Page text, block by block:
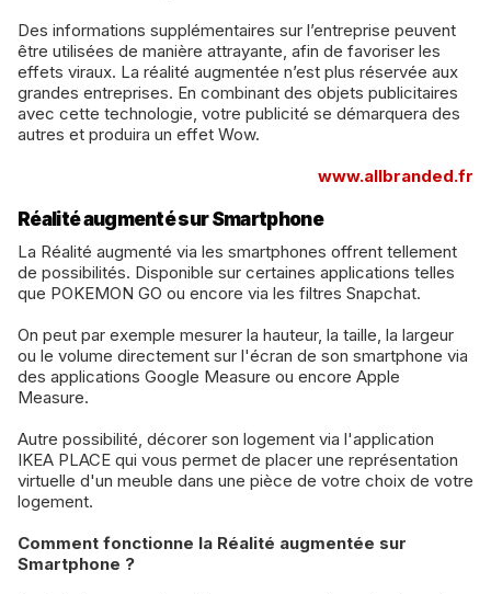
Des informations supplémentaires sur l’entreprise peuvent
être utilisées de manière attrayante, afin de favoriser les
effets viraux. La réalité augmentée n’est plus réservée aux
grandes entreprises. En combinant des objets publicitaires
avec cette technologie, votre publicité se démarquera des
autres et produira un effet Wow.
www.allbranded.fr
Réalité augmenté sur Smartphone
La Réalité augmenté via les smartphones offrent tellement
de possibilités. Disponible sur certaines applications telles
que POKEMON GO ou encore via les filtres Snapchat.
On peut par exemple mesurer la hauteur, la taille, la largeur
ou le volume directement sur l'écran de son smartphone via
des applications Google Measure ou encore Apple
Measure.
Autre possibilité, décorer son logement via l'application
IKEA PLACE qui vous permet de placer une représentation
virtuelle d'un meuble dans une pièce de votre choix de votre
logement.
Comment fonctionne la Réalité augmentée sur
Smartphone ?